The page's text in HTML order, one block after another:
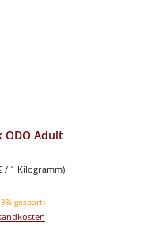
ODO Adult
/ 1 Kilogramm)
gespart)